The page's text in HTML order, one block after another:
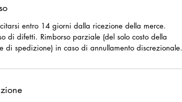
entro 14 giorni dalla ricezione della merce.
di difetti. Rimborso parziale (del solo costo della
di spedizione) in caso di annullamento discrezionale.